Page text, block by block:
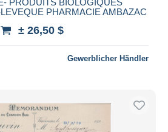
PHARMACIE AMBAZAC
± 26,50 $
Gewerblicher Händler